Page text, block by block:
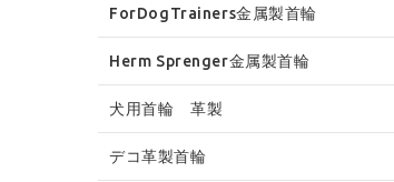
ForDogTrainers金属製首輪
Herm Sprenger金属製首輪
犬用首輪 革製
デコ革製首輪